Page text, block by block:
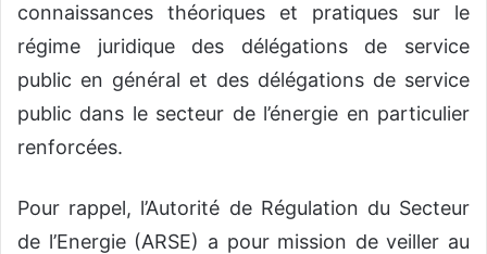
connaissances théoriques et pratiques sur le
régime juridique des délégations de service
public en général et des délégations de service
public dans le secteur de l’énergie en particulier
renforcées.
Pour rappel, l’Autorité de Régulation du Secteur
de l’Energie (ARSE) a pour mission de veiller au